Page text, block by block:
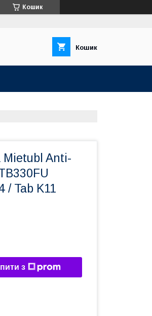
Кошик
Кошик
Mietubl Anti-
/ Tab K11
з